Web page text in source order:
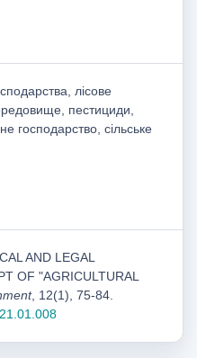
лісове
пестициди,
господарство, сільське
AND LEGAL
OF "AGRICULTURAL
, 12(1), 75-84.